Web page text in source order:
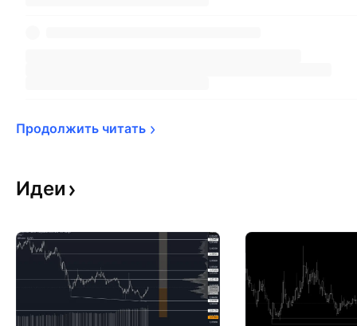
Продолжить читать
Идеи